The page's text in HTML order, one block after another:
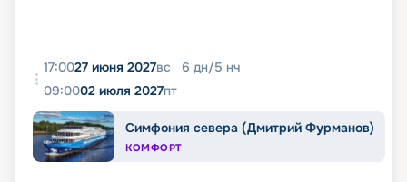
17:0027 июня 2027вс 6 дн/5 нч
09:0002 июля 2027пт
Симфония севера (Дмитрий Фурманов)
КОМФОРТ